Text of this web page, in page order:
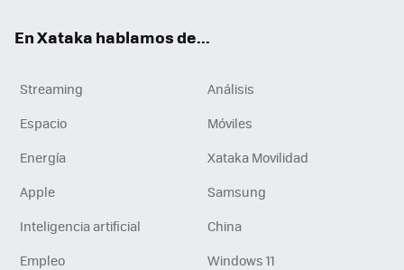
En Xataka hablamos de...
Streaming
Análisis
Espacio
Móviles
Energía
Xataka Movilidad
Apple
Samsung
Inteligencia artificial
China
Empleo
Windows 11